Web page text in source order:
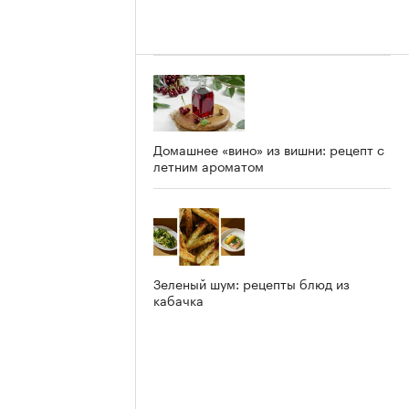
Домашнее «вино» из вишни: рецепт с
летним ароматом
Зеленый шум: рецепты блюд из
кабачка